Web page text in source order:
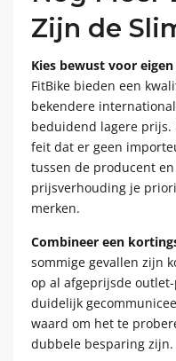
Zijn de
Kies bewust voor
FitBike bieden een
bekendere
beduidend lagere
feit dat er geen
tussen de producent
prijsverhouding je
merken.
Combineer een
sommige gevallen zijn
op al afgeprijsde
duidelijk
waard om het te
dubbele besparing zijn.